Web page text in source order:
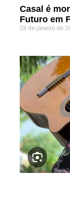
Casal é
Futuro em
28 de janeiro de